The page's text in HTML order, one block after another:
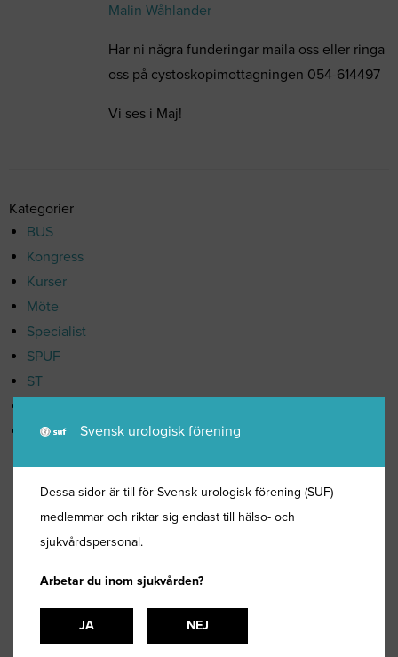
Malin Wåhlander
Har ni några funderingar maila oss eller ringa
oss på cystoskopimottagningen 054-614497
Vi ses i Maj!
Kategorier
BUS
Kongress
Kurser
Möte
Specialist
SPUF
ST
Övrigt
Svensk urologisk förening
Dessa sidor är till för Svensk urologisk förening (SUF)
medlemmar och riktar sig endast till hälso- och
sjukvårdspersonal.
Arbetar du inom sjukvården?
JA NEJ